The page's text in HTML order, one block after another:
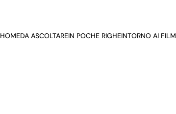
HOMEDA ASCOLTAREIN POCHE RIGHEINTORNO AI FILM